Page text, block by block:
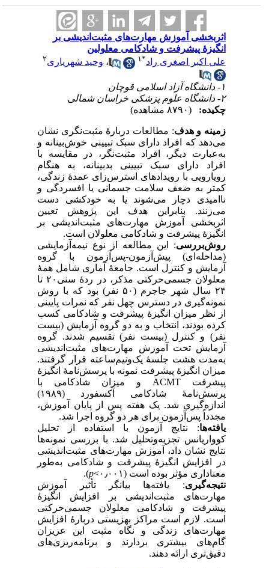
اثربخشی آموزش مهارت‌های مثبت‌اندیشی بر
انگیزۀ پیشرفت و شادکامی معلولین
علی اکبر اصغری راد *۱ ،وحید شهریاری۲
۲- دانشگاه علوم پزشکی خراسان شمالی
چکیده:
زمینه و هدف: مطالعات دربارۀ مثبت‌نگری نشان
می‌دهد که افراد دارای سبک تبیینی خوش‌بینانه و
به‌عبارت دیگر، افراد مثبت‌نگر، در مقایسه با
افراد دارای سبک تبیینی بدبینانه، به هنگام
رویارویی با رویداد‌های استرس‌زای عمدۀ زندگی،
کمتر به ضعف سلامت جسمانی یا افسردگی و
ناامیدی دچار می‌شوند یا به خودکشی دست
می‌زنند. بنابراین هدف این پژوهش تعیین
اثربخشی آموزش مهارت‌های مثبت‌اندیشی بر
انگیزۀ پیشرفت و شادکامی معلولان است.
روش‌بررسی: این مطالعه از نوع نیمه‌آزمایشی
(مداخله‌ای) پیش‌آزمون-پس‌آزمون با گروه
آزمایش و کنترل است. جامعهٔ آماری شامل همهٔ
معلولان جسمی‌حرکتی مذکر، در ردۀ سنی۲۰ تا
۲۴ سال شهر جاجرم (۵۰ نفر) بود که با روش
نمونه‌گیری در دسترس چهل نفر که نمرات پایینی
از نظر میزان انگیزۀ پیشرفت و شادکامی کسب
کرده بودند، انتخاب و به دو گروه آزمایش (بیست
نفر) و کنترل (بیست نفر) تقسیم شدند. گروه
آزمایش تحت آموزش مهارت‌های مثبت‌اندیشی
به‌مدت هشت جلسۀ یک‌ونیم‌ساعته قرار گرفتند.
میزان انگیزۀ پیشرفت نمونه با پرسش‌نامۀ انگیزۀ
پیشرفت ACMT و میزان شادکامی با
پرسش‌نامهٔ شادکامی آکسفورد (۱۹۸۹)
اندازه‌گیری شد. یک هفته پس از پایان آموزش‌،
مجدداً پس‌‌آزمون برای هر دو گروه اجرا شد.
یافته‌ها: نتایج آزمون با استفاده از تحلیل
کوواریانس تجزیه‌وتحلیل شد. با بررسی نمونه‌ها
نتایج نشان داد، آموزش مهارت‌های مثبت‌اندیشی
در افزایش انگیزۀ پیشرفت و شادکامی به‌طور
معناداری مؤثر بوده است (۰٫۰۰۱>
p
).
نتیجه‌گیری: یافته‌ها بیانگر تأثیر آموزش
مهارت‌های مثبت‌اندیشی بر افزایش انگیزۀ
پیشرفت و شادکامی معلولان جسمی‌حرکتی
است. لازم است مراکز بهزیستی دربارۀ افزایش
مهارت‌های زندگی و نگاه مثبت این عزیزان
گام‌های بیشتری بردارند و برنامه‌ریزی‌های
دقیق‌تری ارائه دهند.